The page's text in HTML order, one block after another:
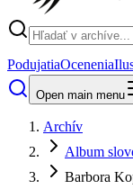
PodujatiaOcenenia
Open main menu
Archív
Album
Barbora